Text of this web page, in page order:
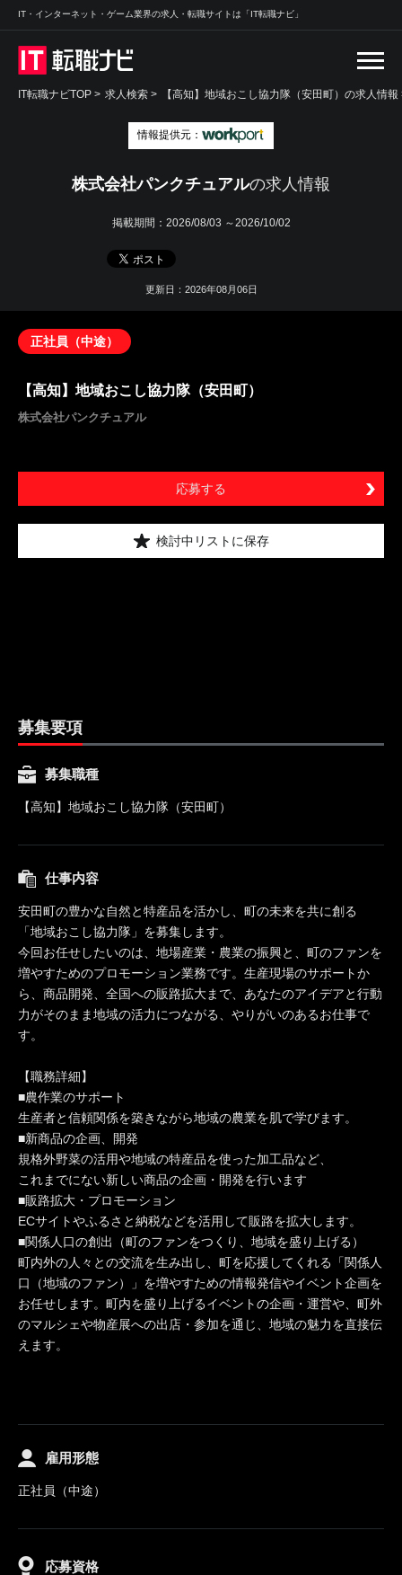
IT・インターネット・ゲーム業界の求人・転職サイトは「IT転職ナビ」
IT転職ナビTOP > 求人検索 > 【高知】地域おこし協力隊（安田町）の求人情報
情報提供元：
株式会社パンクチュアルの求人情報
掲載期間： 2026/08/03 ～2026/10/02
更新日：2026年08月06日
正社員（中途）
【高知】地域おこし協力隊（安田町）
株式会社パンクチュアル
応募する
検討中リストに保存
募集要項
募集職種
【高知】地域おこし協力隊（安田町）
仕事内容
安田町の豊かな自然と特産品を活かし、町の未来を共に創る
「地域おこし協力隊」を募集します。
今回お任せしたいのは、地場産業・農業の振興と、町のファンを
増やすためのプロモーション業務です。生産現場のサポートか
ら、商品開発、全国への販路拡大まで、あなたのアイデアと行動
力がそのまま地域の活力につながる、やりがいのあるお仕事で
す。
【職務詳細】
■農作業のサポート
生産者と信頼関係を築きながら地域の農業を肌で学びます。
■新商品の企画、開発
規格外野菜の活用や地域の特産品を使った加工品など、
これまでにない新しい商品の企画・開発を行います
■販路拡大・プロモーション
ECサイトやふるさと納税などを活用して販路を拡大します。
■関係人口の創出（町のファンをつくり、地域を盛り上げる）
町内外の人々との交流を生み出し、町を応援してくれる「関係人
口（地域のファン）」を増やすための情報発信やイベント企画を
お任せします。町内を盛り上げるイベントの企画・運営や、町外
のマルシェや物産展への出店・参加を通じ、地域の魅力を直接伝
えます。
雇用形態
正社員（中途）
応募資格